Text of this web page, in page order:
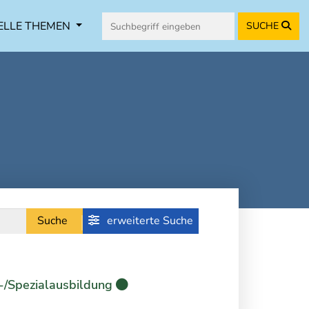
THEMEN SUCHE
Suche erweiterte Suche
Spezialausbildung